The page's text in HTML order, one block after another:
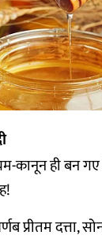
कानून ही बन
प्रीतम दत्ता,